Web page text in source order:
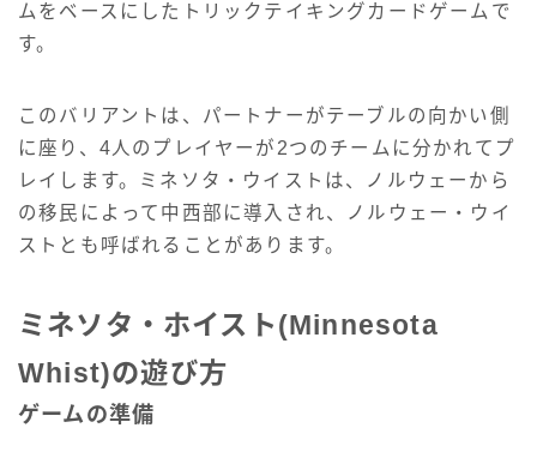
ムをベースにしたトリックテイキングカードゲームで
す。
このバリアントは、パートナーがテーブルの向かい側
に座り、4人のプレイヤーが2つのチームに分かれてプ
レイします。ミネソタ・ウイストは、ノルウェーから
の移民によって中西部に導入され、ノルウェー・ウイ
ストとも呼ばれることがあります。
ミネソタ・ホイスト(Minnesota
Whist)の遊び方
ゲームの準備